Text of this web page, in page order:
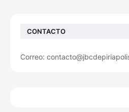
CONTACTO
Correo: